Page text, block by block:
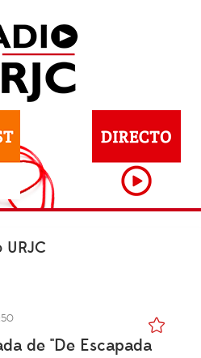
de "De Escapada